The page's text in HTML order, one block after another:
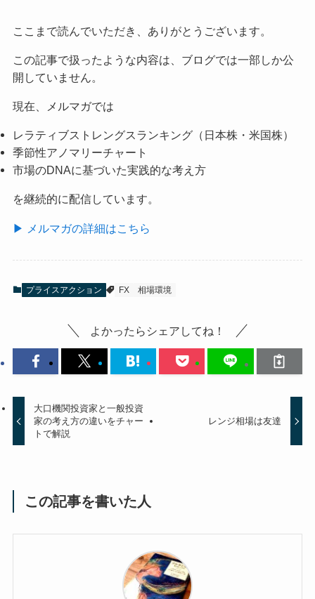
ここまで読んでいただき、ありがとうございます。
この記事で扱ったような内容は、ブログでは一部しか公
開していません。
現在、メルマガでは
レラティブストレングスランキング（日本株・米国株）
季節性アノマリーチャート
市場のDNAに基づいた実践的な考え方
を継続的に配信しています。
▶ メルマガの詳細はこちら
プライスアクション FX 相場環境
よかったらシェアしてね！
大口機関投資家と一般投資
家の考え方の違いをチャー
トで解説
レンジ相場は友達
この記事を書いた人